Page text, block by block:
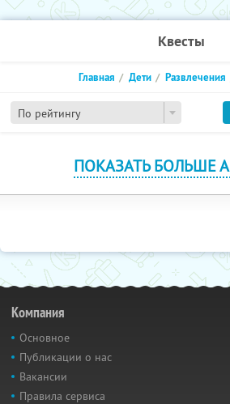
Квесты
По рейтингу
Главная Дети Развлечения
ПОКАЗАТЬ БОЛЬШЕ
Компания
Основное
Публикации о нас
Вакансии
Правила сервиса